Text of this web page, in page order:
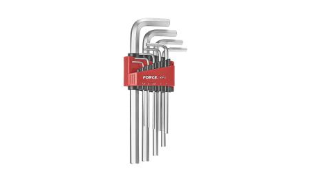
(FORCE 5116L)
731 грн.
Ключи 6-гранные (HEX) Г-образные длинные (11 шт): 1.5; 2; 2.5;